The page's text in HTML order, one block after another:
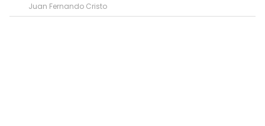
Juan Fernando Cristo